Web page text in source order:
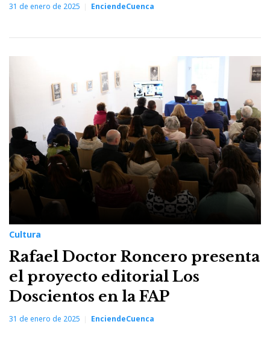
31 de enero de 2025 EnciendeCuenca
Cultura
Rafael Doctor Roncero presenta
el proyecto editorial Los
Doscientos en la FAP
31 de enero de 2025 EnciendeCuenca